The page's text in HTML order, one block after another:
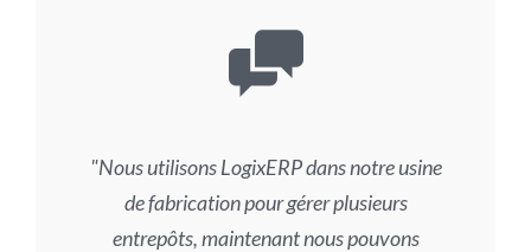
Nous utilisons LogixERP dans notre usine
de fabrication pour gérer plusieurs
entrepôts, maintenant nous pouvons